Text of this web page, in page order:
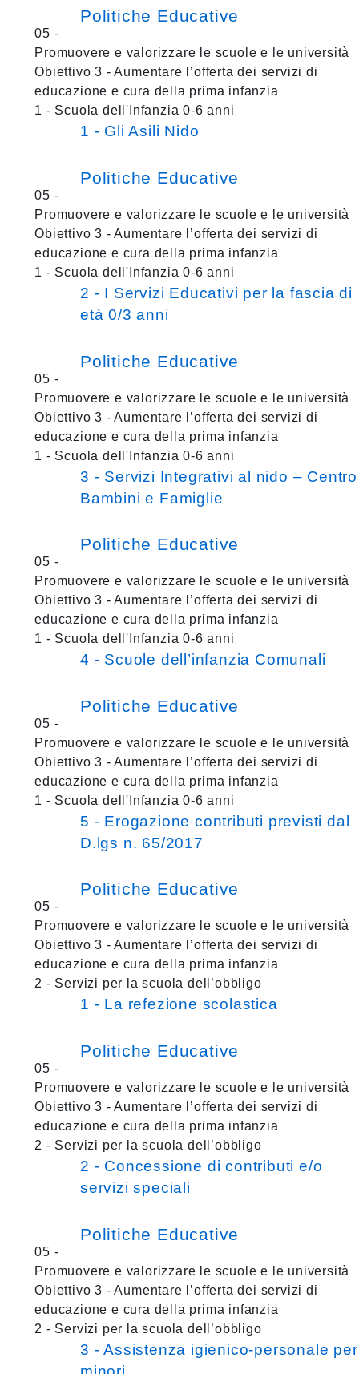
Politiche Educative
05 -
Promuovere e valorizzare le scuole e le università
Obiettivo 3 - Aumentare l’offerta dei servizi di
educazione e cura della prima infanzia
1 - Scuola dell'Infanzia 0-6 anni
1 - Gli Asili Nido
Politiche Educative
05 -
Promuovere e valorizzare le scuole e le università
Obiettivo 3 - Aumentare l’offerta dei servizi di
educazione e cura della prima infanzia
1 - Scuola dell'Infanzia 0-6 anni
2 - I Servizi Educativi per la fascia di
età 0/3 anni
Politiche Educative
05 -
Promuovere e valorizzare le scuole e le università
Obiettivo 3 - Aumentare l’offerta dei servizi di
educazione e cura della prima infanzia
1 - Scuola dell'Infanzia 0-6 anni
3 - Servizi Integrativi al nido – Centro
Bambini e Famiglie
Politiche Educative
05 -
Promuovere e valorizzare le scuole e le università
Obiettivo 3 - Aumentare l’offerta dei servizi di
educazione e cura della prima infanzia
1 - Scuola dell'Infanzia 0-6 anni
4 - Scuole dell’infanzia Comunali
Politiche Educative
05 -
Promuovere e valorizzare le scuole e le università
Obiettivo 3 - Aumentare l’offerta dei servizi di
educazione e cura della prima infanzia
1 - Scuola dell'Infanzia 0-6 anni
5 - Erogazione contributi previsti dal
D.lgs n. 65/2017
Politiche Educative
05 -
Promuovere e valorizzare le scuole e le università
Obiettivo 3 - Aumentare l’offerta dei servizi di
educazione e cura della prima infanzia
2 - Servizi per la scuola dell’obbligo
1 - La refezione scolastica
Politiche Educative
05 -
Promuovere e valorizzare le scuole e le università
Obiettivo 3 - Aumentare l’offerta dei servizi di
educazione e cura della prima infanzia
2 - Servizi per la scuola dell’obbligo
2 - Concessione di contributi e/o
servizi speciali
Politiche Educative
05 -
Promuovere e valorizzare le scuole e le università
Obiettivo 3 - Aumentare l’offerta dei servizi di
educazione e cura della prima infanzia
2 - Servizi per la scuola dell’obbligo
3 - Assistenza igienico-personale per